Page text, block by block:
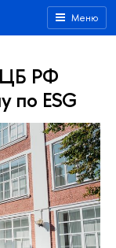
Меню
РФ
по ESG